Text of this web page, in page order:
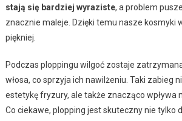
stają się bardziej wyraziste, a problem
znacznie maleje. Dzięki temu nasze kosmyki
piękniej.
Podczas ploppingu wilgoć zostaje
włosa, co sprzyja ich nawilżeniu. Taki zabieg
estetykę fryzury, ale także znacząco wpływa
Co ciekawe, plopping jest skuteczny nie tylko